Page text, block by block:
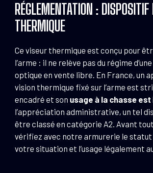
RÉGLEMENTATION : DISPOSITIF
THERMIQUE
Ce viseur thermique est conçu pour
l’arme : il ne relève pas du régime
optique en vente libre. En France, un
vision thermique fixé sur l’arme est
encadré et son usage à la chasse
l’appréciation administrative, un tel
être classé en catégorie A2. Avant
vérifiez avec notre armurerie le
votre situation et l’usage légalement